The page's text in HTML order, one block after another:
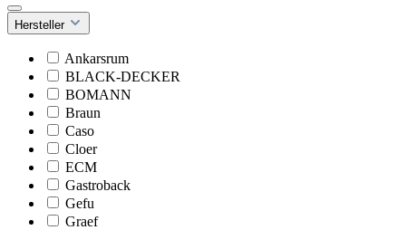
Hersteller
Ankarsrum
BLACK-DECKER
BOMANN
Braun
Caso
Cloer
ECM
Gastroback
Gefu
Graef